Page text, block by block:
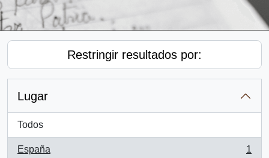
Restringir resultados por:
Lugar
Todos
España
, 1 resultados
1